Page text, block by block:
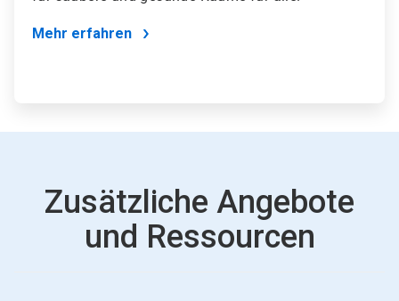
Mehr erfahren
Zusätzliche Angebote
und Ressourcen